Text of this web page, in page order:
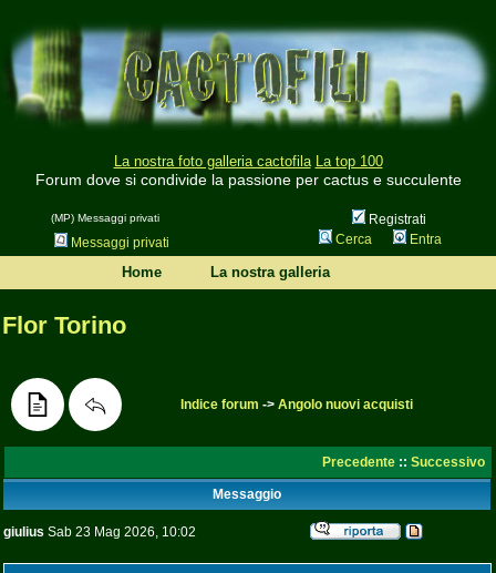
La nostra foto galleria cactofila La top 100
Forum dove si condivide la passione per cactus e succulente
(MP) Messaggi privati
Registrati
Messaggi privati
Cerca Entra
Home La nostra galleria
Flor Torino
Indice forum -> Angolo nuovi acquisti
Precedente :: Successivo
Messaggio
giulius Sab 23 Mag 2026, 10:02